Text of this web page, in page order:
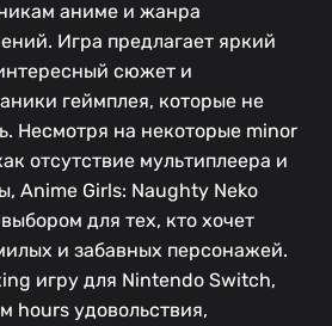
аниме и жанра
Игра предлагает яркий
сюжет и
геймплея, которые не
Несмотря на некоторые minor
отсутствие мультиплеера и
Anime Girls: Naughty Neko
для тех, кто хочет
и забавных персонажей.
игру для Nintendo Switch,
hours удовольствия,